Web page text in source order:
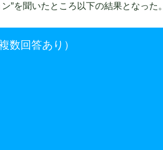
”を聞いたところ以下の結果となった。
数回答あり）